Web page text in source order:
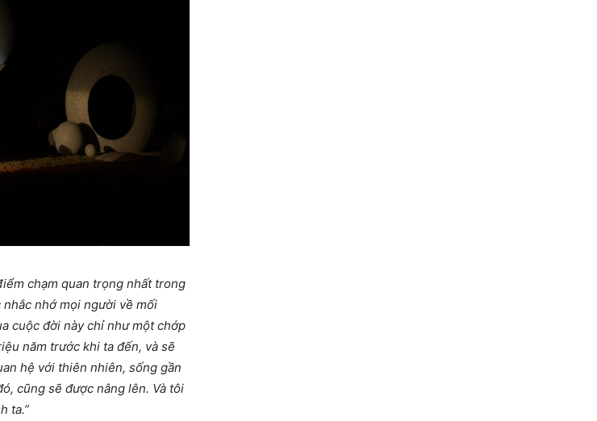
chạm quan trọng nhất trong
nhớ mọi người về mối
cuộc đời này chỉ như một chớp
năm trước khi ta đến, và sẽ
hệ với thiên nhiên, sống gần
cũng sẽ được nâng lên. Và tôi
ta.”